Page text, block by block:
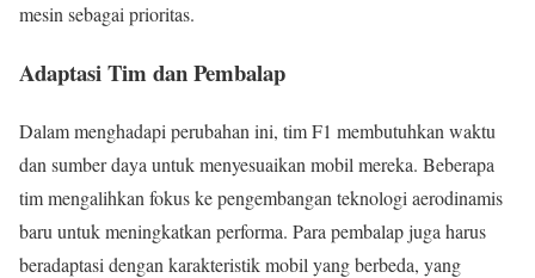
mesin sebagai prioritas.
Adaptasi Tim dan Pembalap
Dalam menghadapi perubahan ini, tim F1 membutuhkan waktu
dan sumber daya untuk menyesuaikan mobil mereka. Beberapa
tim mengalihkan fokus ke pengembangan teknologi aerodinamis
baru untuk meningkatkan performa. Para pembalap juga harus
beradaptasi dengan karakteristik mobil yang berbeda, yang